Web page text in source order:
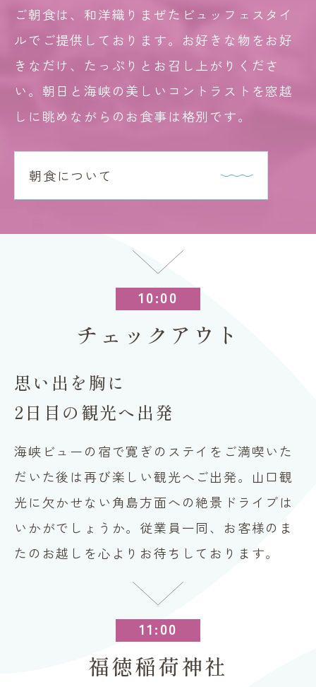
ご朝食は、和洋織りまぜたビュッフェスタイ
ルでご提供しております。お好きな物をお好
きなだけ、たっぷりとお召し上がりくださ
い。朝日と海峡の美しいコントラストを窓越
しに眺めながらのお食事は格別です。
朝食について
10:00
チェックアウト
思い出を胸に
2日目の観光へ出発
海峡ビューの宿で寛ぎのステイをご満喫いた
だいた後は再び楽しい観光へご出発。山口観
光に欠かせない角島方面への絶景ドライブは
いかがでしょうか。従業員一同、お客様のま
たのお越しを心よりお待ちしております。
11:00
福徳稲荷神社